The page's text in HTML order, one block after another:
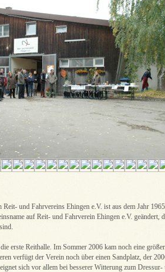
Reit- und Fahrvereins Ehingen e.V. ist aus dem Jahr
auf Reit- und Fahrverein Ehingen e.V. geändert,
erste Reithalle. Im Sommer 2006 kam noch eine
verfügt der Verein noch über einen Sandplatz, der
sich vor allem bei besserer Witterung zum Dressur-